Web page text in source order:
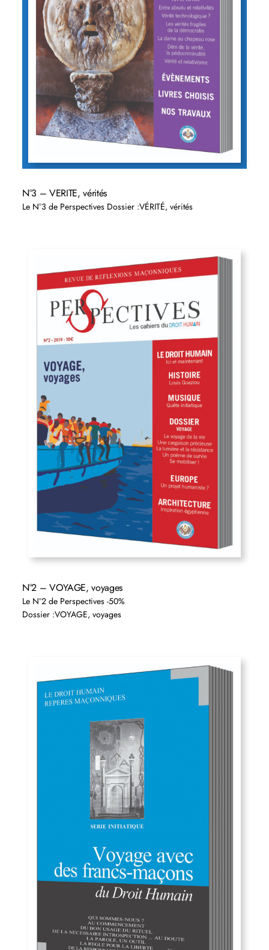
N°3 – VERITE, vérités
Le N°3 de Perspectives Dossier :VÉRITÉ, vérités
N°2 – VOYAGE, voyages
Le N°2 de Perspectives -50%
Dossier :VOYAGE, voyages